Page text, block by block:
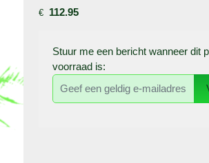
€ 112.95
Stuur me een bericht wanneer dit
voorraad is: